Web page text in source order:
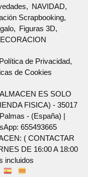
NAVIDAD
Scrapbooking
Figuras 3D
Política de Privacidad
de Cookies
ES SOLO
FISICA) - 35017
- (España) |
655493665
( CONTACTAR
DE 16:00 A 18:00
incluidos